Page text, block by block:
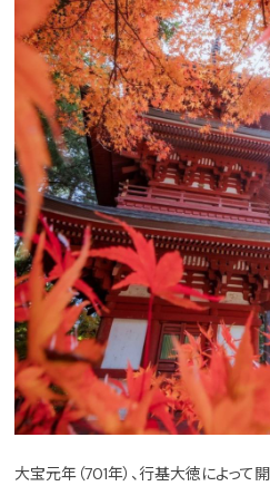
大宝元年（701年）、行基大徳によっ